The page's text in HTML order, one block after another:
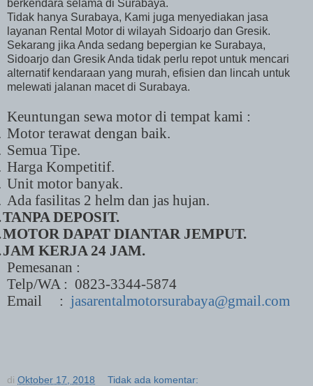
berkendara selama di Surabaya.
Tidak hanya Surabaya, Kami juga menyediakan jasa
layanan Rental Motor di wilayah Sidoarjo dan Gresik.
Sekarang jika Anda sedang bepergian ke Surabaya,
Sidoarjo dan Gresik Anda tidak perlu repot untuk mencari
alternatif kendaraan yang murah, efisien dan lincah untuk
melewati jalanan macet di Surabaya.
Keuntungan sewa motor di tempat kami :
Motor terawat dengan baik.
Semua Tipe.
Harga Kompetitif.
Unit motor banyak.
Ada fasilitas 2 helm dan jas hujan.
TANPA DEPOSIT.
MOTOR DAPAT DIANTAR JEMPUT.
JAM KERJA 24 JAM.
Pemesanan :
Telp/WA : 0823-3344-5874
Email
: jasarentalmotorsurabaya@gmail.com
di Oktober 17, 2018 Tidak ada komentar: